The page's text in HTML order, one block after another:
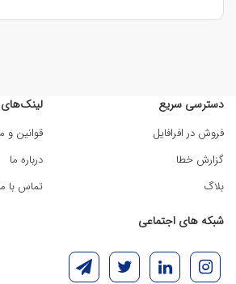
دسترسی سریع
فروش در افرافایل
گزارش خطا
بلاگ
قوانین و
درباره ما
تماس با
شبکه های اجتماعی